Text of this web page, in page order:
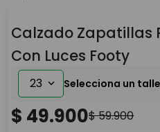
4.
monopatin
5. toy story
Calzado Zapatillas
Con Luces Footy
23
$ 49.900$59.900